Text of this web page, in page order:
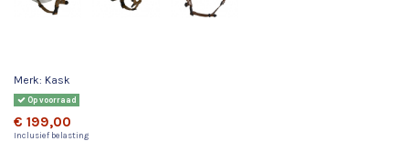
Merk: Kask
Op voorraad
€ 199,00
Inclusief belasting